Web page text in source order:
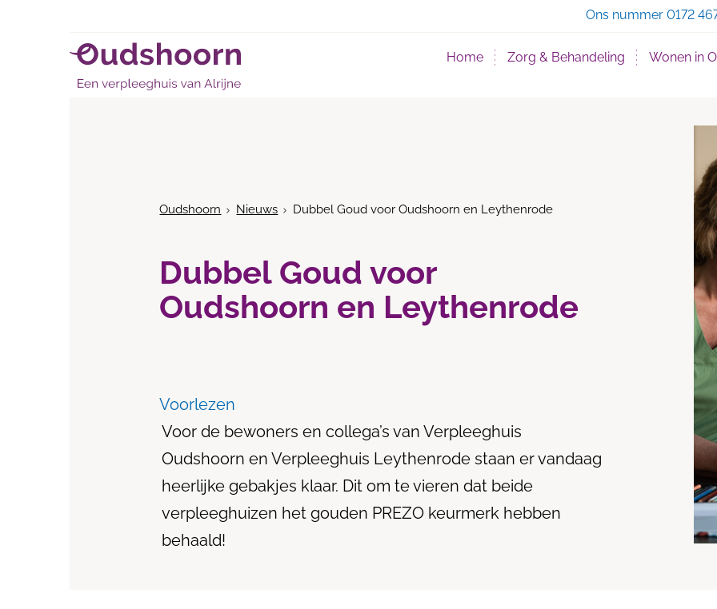
Ons nummer 0172
Home Zorg & Behandeling Wonen in
Oudshoorn Nieuws Dubbel Goud voor Oudshoorn en Leythenrode
Dubbel Goud voor
Oudshoorn en Leythenrode
Voorlezen
Voor de bewoners en collega’s van Verpleeghuis
Oudshoorn en Verpleeghuis Leythenrode staan er vandaag
heerlijke gebakjes klaar. Dit om te vieren dat beide
verpleeghuizen het gouden PREZO keurmerk hebben
behaald!